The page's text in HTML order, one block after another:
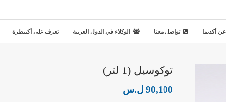
عن أكديما تواصل معنا الوكلاء في الدول العربية تعرف على أكبيطرة
توكوسيل (1 لتر)
90,100 ل.س